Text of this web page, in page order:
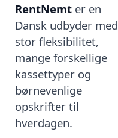
RentNemt er en
Dansk udbyder med
stor fleksibilitet,
mange forskellige
kassettyper og
børnevenlige
opskrifter til
hverdagen.